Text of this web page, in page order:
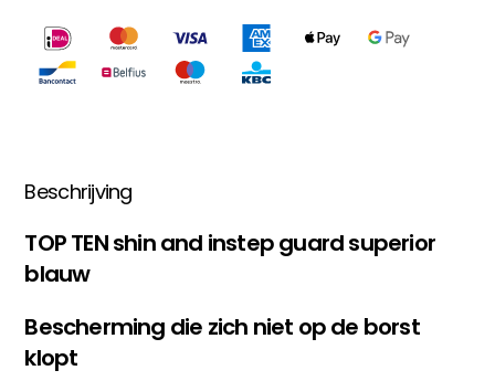
Beschrijving
TOP TEN shin and instep guard superior
blauw
Bescherming die zich niet op de borst
klopt